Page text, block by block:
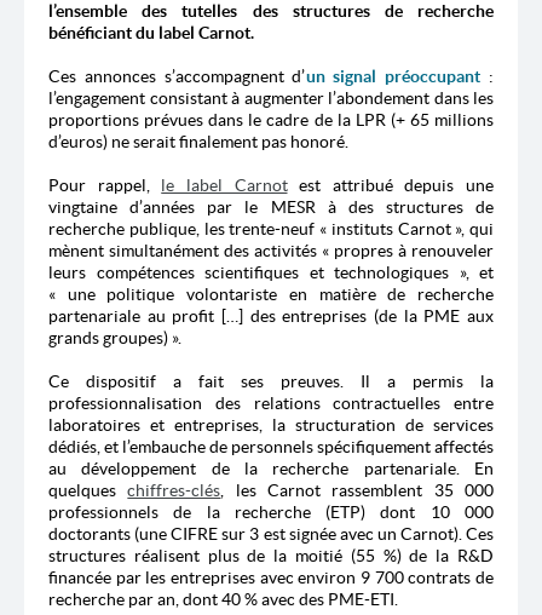
l’ensemble des tutelles des structures de recherche
bénéficiant du label Carnot.
Ces annonces s’accompagnent d’un signal préoccupant :
l’engagement consistant à augmenter l’abondement dans les
proportions prévues dans le cadre de la LPR (+ 65 millions
d’euros) ne serait finalement pas honoré.
Pour rappel, le label Carnotest attribué depuis une
vingtaine d’années par le MESR à des structures de
recherche publique, les trente-neuf « instituts Carnot », qui
mènent simultanément des activités « propres à renouveler
leurs compétences scientifiques et technologiques », et
« une politique volontariste en matière de recherche
partenariale au profit […] des entreprises (de la PME aux
grands groupes) ».
Ce dispositif a fait ses preuves. Il a permis la
professionnalisation des relations contractuelles entre
laboratoires et entreprises, la structuration de services
dédiés, et l’embauche de personnels spécifiquement affectés
au développement de la recherche partenariale. En
quelqueschiffres-clés , les Carnot rassemblent 35 000
professionnels de la recherche (ETP) dont 10 000
doctorants (une CIFRE sur 3 est signée avec un Carnot). Ces
structures réalisent plus de la moitié (55 %) de la R&D
financée par les entreprises avec environ 9 700 contrats de
recherche par an, dont 40 % avec des PME-ETI.